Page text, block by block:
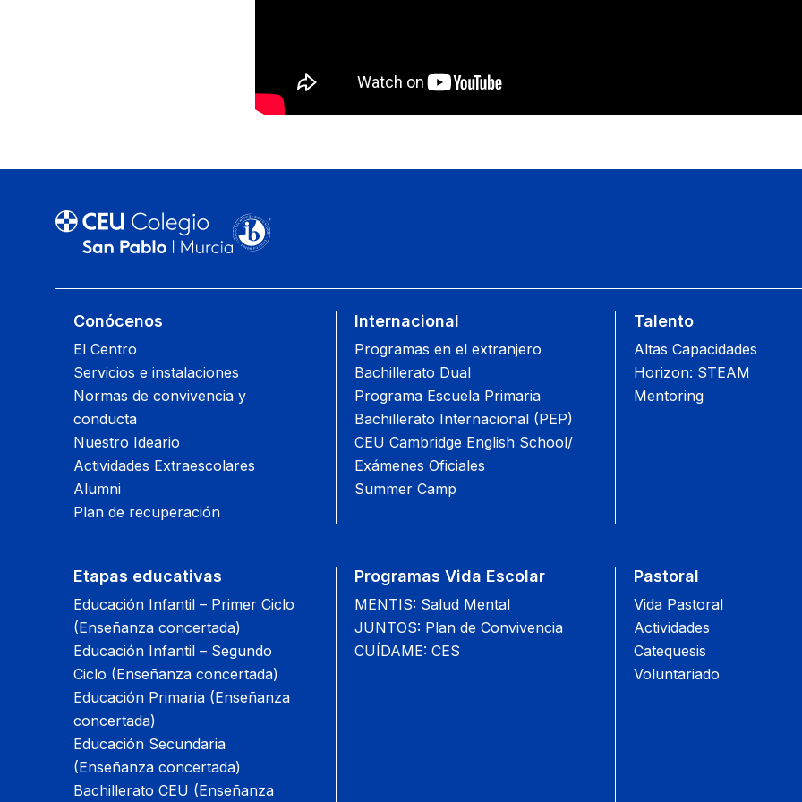
Conócenos
El Centro
Servicios e instalaciones
Normas de convivencia y
conducta
Nuestro Ideario
Actividades Extraescolares
Alumni
Plan de recuperación
Etapas educativas
Educación Infantil – Primer Ciclo
(Enseñanza concertada)
Educación Infantil – Segundo
Ciclo (Enseñanza concertada)
Educación Primaria (Enseñanza
concertada)
Educación Secundaria
(Enseñanza concertada)
Bachillerato CEU (Enseñanza
Internacional
Programas en el extranjero
Bachillerato Dual
Programa Escuela Primaria
Bachillerato Internacional (PEP)
CEU Cambridge English School/
Exámenes Oficiales
Summer Camp
Programas Vida Escolar
MENTIS: Salud Mental
JUNTOS: Plan de Convivencia
CUÍDAME: CES
Talento
Altas Capacidades
Horizon: STEAM
Mentoring
Pastoral
Vida Pastoral
Actividades
Catequesis
Voluntariado